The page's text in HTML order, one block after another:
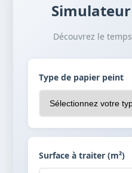
Découvrez le
Type de papier peint
Surface à traiter (m²)